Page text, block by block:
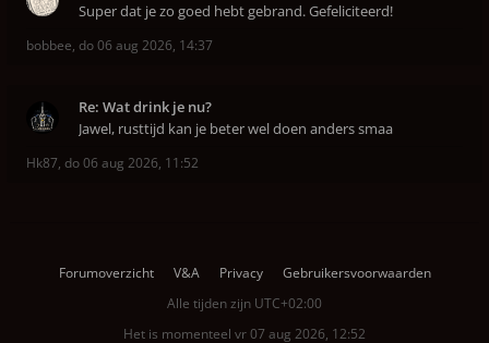
Super dat je zo goed hebt gebrand. Gefeliciteerd!
bobbee, do 06 aug 2026, 14:37
Re: Wat drink je nu?
Jawel, rusttijd kan je beter wel doen anders smaa
Hk87, do 06 aug 2026, 11:52
Forumoverzicht V&A Privacy
Gebruikersvoorwaarden
Alle tijden zijn UTC+02:00
Het is momenteel vr 07 aug 2026, 12:52